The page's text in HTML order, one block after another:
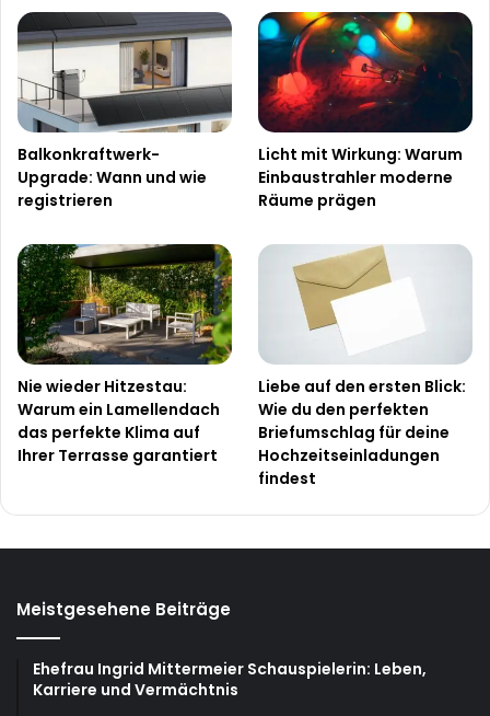
Balkonkraftwerk-
Upgrade: Wann und wie
registrieren
Licht mit Wirkung: Warum
Einbaustrahler moderne
Räume prägen
Nie wieder Hitzestau:
Warum ein Lamellendach
das perfekte Klima auf
Ihrer Terrasse garantiert
Liebe auf den ersten Blick:
Wie du den perfekten
Briefumschlag für deine
Hochzeitseinladungen
findest
Meistgesehene Beiträge
Ehefrau Ingrid Mittermeier Schauspielerin: Leben,
Karriere und Vermächtnis